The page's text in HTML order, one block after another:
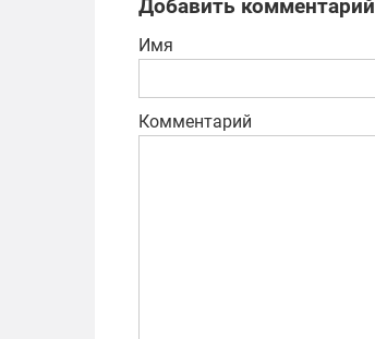
Добавить комментарий
Имя
Комментарий